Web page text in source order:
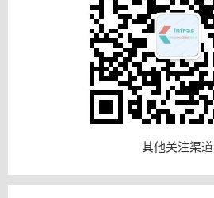
其他关注渠道